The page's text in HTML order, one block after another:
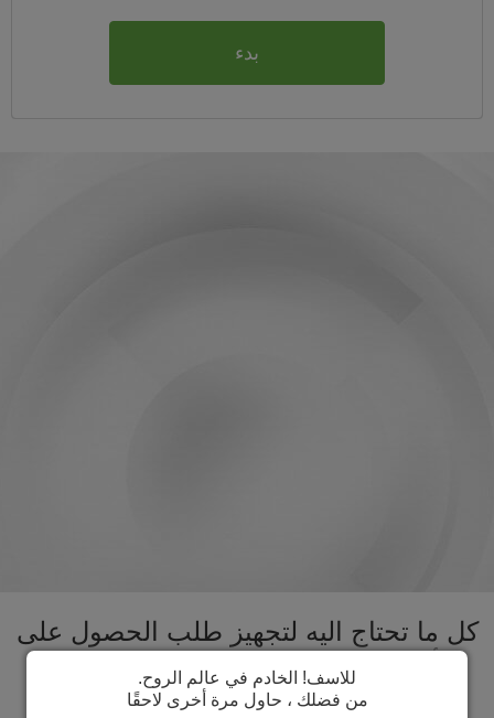
بدء
كل ما تحتاج اليه لتجهيز طلب الحصول على
تأشيرة لوكسمبورغ تحت سقف واحد.
تسريع عملية الحصول على تأشيرة
للاسف! الخادم في عالم الروح.
من فضلك ، حاول مرة أخرى لاحقًا